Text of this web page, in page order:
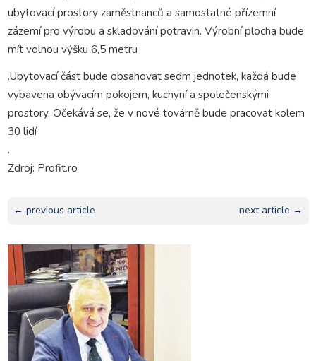
ubytovací prostory zaměstnanců a samostatné přízemní
zázemí pro výrobu a skladování potravin. Výrobní plocha bude
mít volnou výšku 6,5 metru
.Ubytovací část bude obsahovat sedm jednotek, každá bude
vybavena obývacím pokojem, kuchyní a společenskými
prostory. Očekává se, že v nové továrně bude pracovat kolem
30 lidí
.
Zdroj: Profit.ro
← previous article next article →